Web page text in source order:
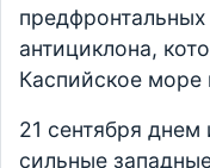
антициклона,
Каспийское море
21 сентября
сильные